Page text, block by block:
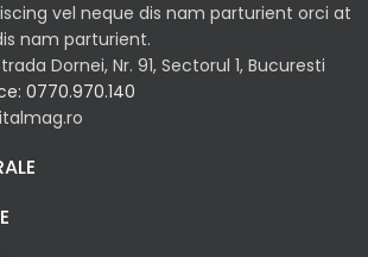
vel neque dis nam parturient orci at
nam parturient.
Dornei, Nr. 91, Sectorul 1, Bucuresti
0770.970.140